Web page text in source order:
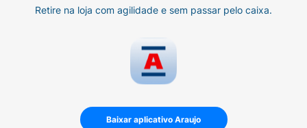
Retire na loja com agilidade e sem passar pelo caixa.
Baixar aplicativo Araujo